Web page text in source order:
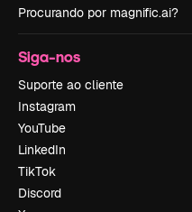
Procurando por magnific.ai?
Siga-nos
Suporte ao cliente
Instagram
YouTube
LinkedIn
TikTok
Discord